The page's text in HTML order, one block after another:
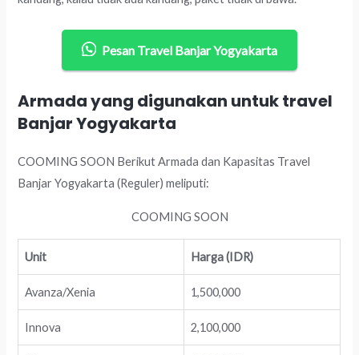
Pesan Travel Banjar Yogyakarta
Armada yang digunakan untuk travel
Banjar Yogyakarta
COOMING SOON Berikut Armada dan Kapasitas Travel
Banjar Yogyakarta (Reguler) meliputi:
COOMING SOON
Unit Harga (IDR)
Avanza/Xenia 1,500,000
Innova 2,100,000